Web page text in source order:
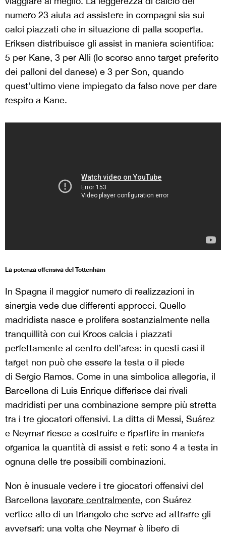
numero 23 aiuta ad assistere in compagni sia sui
calci piazzati che in situazione di palla scoperta.
Eriksen distribuisce gli assist in maniera scientifica:
5 per Kane, 3 per Alli (lo scorso anno target preferito
dei palloni del danese) e 3 per Son, quando
quest’ultimo viene impiegato da falso nove per dare
respiro a Kane.
La potenza offensiva del Tottenham
In Spagna il maggior numero di realizzazioni in
sinergia vede due differenti approcci. Quello
madridista nasce e prolifera sostanzialmente nella
tranquillità con cui Kroos calcia i piazzati
perfettamente al centro dell’area: in questi casi il
target non può che essere la testa o il piede
di Sergio Ramos. Come in una simbolica allegoria, il
Barcellona di Luis Enrique differisce dai rivali
madridisti per una combinazione sempre più stretta
tra i tre giocatori offensivi. La ditta di Messi, Suárez
e Neymar riesce a costruire e ripartire in maniera
organica la quantità di assist e reti: sono 4 a testa in
ognuna delle tre possibili combinazioni.
Non è inusuale vedere i tre giocatori offensivi del
Barcellona lavorare centralmente, con Suárez
vertice alto di un triangolo che serve ad attrarre gli
avversari: una volta che Neymar è libero di